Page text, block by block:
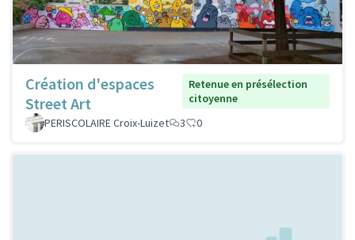
Création d'espaces
Street Art
Retenue en présélection
citoyenne
PERISCOLAIRE Croix-Luizet
3 0